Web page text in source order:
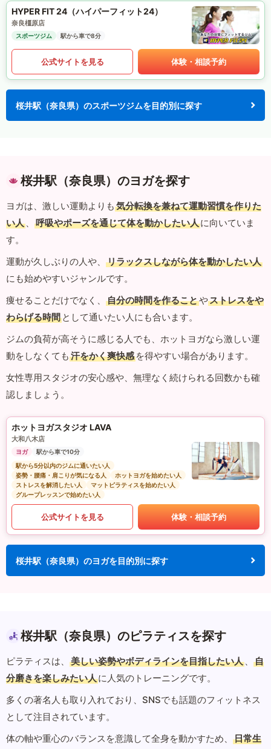
HYPER FIT 24（ハイパーフィット24）
奈良橿原店
スポーツジム 駅から車で8分
公式サイトを見る 体験・相談予約
桜井駅（奈良県）のスポーツジムを目的別に探す
桜井駅（奈良県）のヨガを探す
ヨガは、激しい運動よりも 気分転換を兼ねて運動習慣を作りた
い人 、 呼吸やポーズを通じて体を動かしたい人に向いていま
す。
運動が久しぶりの人や、
リラックスしながら体を動かしたい人
にも始めやすいジャンルです。
痩せることだけでなく、
自分の時間を作ることやストレスをや
わらげる時間 として通いたい人にも合います。
ジムの負荷が高そうに感じる人でも、ホットヨガなら激しい運
動をしなくても 汗をかく爽快感 を得やすい場合があります。
女性専用スタジオの安心感や、無理なく続けられる回数かも確
認しましょう。
ホットヨガスタジオ LAVA
大和八木店
ヨガ
駅から車で10分
駅から5分以内のジムに通いたい人
姿勢・腰痛・肩こりが気になる人
ホットヨガを始めたい人
ストレスを解消したい人
マットピラティスを始めたい人
グループレッスンで始めたい人
公式サイトを見る 体験・相談予約
桜井駅（奈良県）のヨガを目的別に探す
桜井駅（奈良県）のピラティスを探す
ピラティスは、 美しい姿勢やボディラインを目指したい人 、
自
分磨きを楽しみたい人に人気のトレーニングです。
多くの著名人も取り入れており、SNSでも話題のフィットネス
として注目されています。
体の軸や重心のバランスを意識して全身を動かすため、
日常生